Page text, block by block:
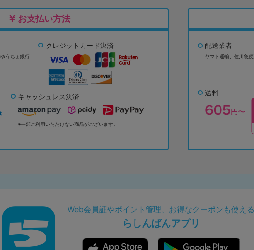
お支払い方法
ゆうちょ銀行
クレジットカード決済
キャッシュレス決済
※一部ご利用いただけない商品がございます。
配送業者
ヤマト運輸、佐川急便
送料
Web会員証やポイント管理、お得なクーポンも使える
らしんばんアプリ